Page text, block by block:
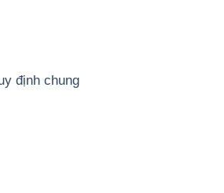
- CÔNG TY HÓA CHẤT